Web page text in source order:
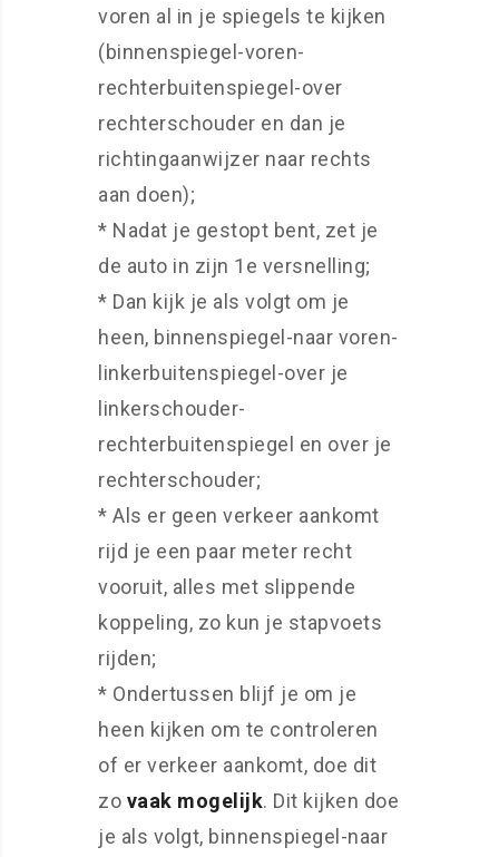
voren al in je spiegels te kijken
(binnenspiegel-voren-
rechterbuitenspiegel-over
rechterschouder en dan je
richtingaanwijzer naar rechts
aan doen);
* Nadat je gestopt bent, zet je
de auto in zijn 1e versnelling;
* Dan kijk je als volgt om je
heen, binnenspiegel-naar voren-
linkerbuitenspiegel-over je
linkerschouder-
rechterbuitenspiegel en over je
rechterschouder;
* Als er geen verkeer aankomt
rijd je een paar meter recht
vooruit, alles met slippende
koppeling, zo kun je stapvoets
rijden;
* Ondertussen blijf je om je
heen kijken om te controleren
of er verkeer aankomt, doe dit
zo vaak mogelijk. Dit kijken doe
je als volgt, binnenspiegel-naar